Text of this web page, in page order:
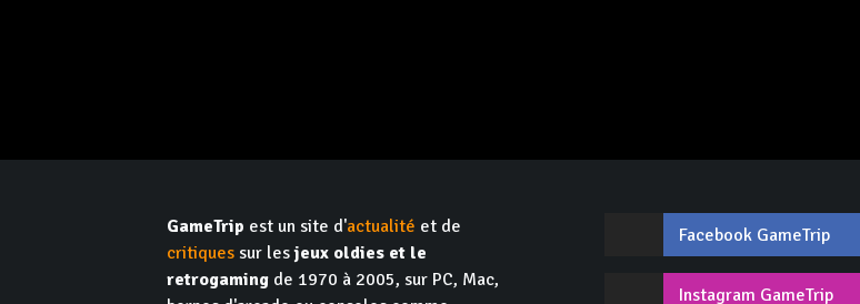
GameTrip est un site d'actualité et de
critiques sur lesjeux oldies et le
retrogaming de 1970 à 2005, sur PC, Mac,
Facebook GameTrip
Instagram GameTrip